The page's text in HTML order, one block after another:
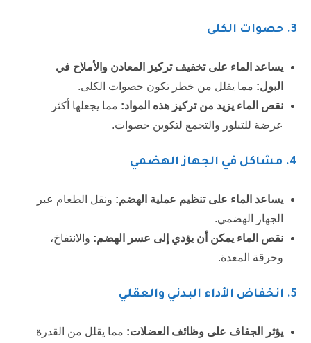
3. حصوات الكلى
يساعد الماء على تخفيف تركيز المعادن والأملاح في
البول: مما يقلل من خطر تكون حصوات الكلى.
نقص الماء يزيد من تركيز هذه المواد: مما يجعلها أكثر
عرضة للتبلور والتجمع لتكوين حصوات.
4. مشاكل في الجهاز الهضمي
يساعد الماء على تنظيم عملية الهضم: ونقل الطعام عبر
الجهاز الهضمي.
نقص الماء يمكن أن يؤدي إلى عسر الهضم: والانتفاخ،
وحرقة المعدة.
5. انخفاض الأداء البدني والعقلي
يؤثر الجفاف على وظائف العضلات: مما يقلل من القدرة